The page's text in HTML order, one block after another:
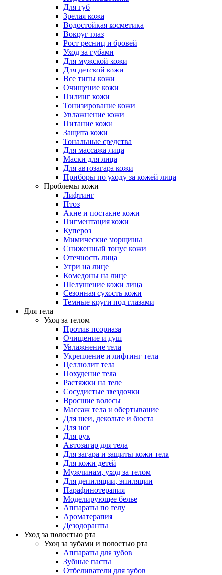
Для губ
Зрелая кожа
Водостойкая косметика
Вокруг глаз
Рост ресниц и бровей
Уход за губами
Для мужской кожи
Для детской кожи
Все типы кожи
Очищение кожи
Пилинг кожи
Тонизирование кожи
Увлажнение кожи
Питание кожи
Защита кожи
Тональные средства
Для массажа лица
Маски для лица
Для автозагара кожи
Приборы по уходу за кожей лица
Проблемы кожи
Лифтинг
Птоз
Акне и постакне кожи
Пигментация кожи
Купероз
Мимические морщины
Сниженный тонус кожи
Отечность лица
Угри на лице
Комедоны на лице
Шелушение кожи лица
Сезонная сухость кожи
Темные круги под глазами
Для тела
Уход за телом
Против псориаза
Очищение и душ
Увлажнение тела
Укрепление и лифтинг тела
Целлюлит тела
Похудение тела
Растяжки на теле
Сосудистые звездочки
Вросшие волосы
Массаж тела и обертывание
Для шеи, декольте и бюста
Для ног
Для рук
Автозагар для тела
Для загара и защиты кожи тела
Для кожи детей
Мужчинам, уход за телом
Для депиляции, эпиляции
Парафинотерапия
Моделирующее белье
Аппараты по телу
Ароматерапия
Дезодоранты
Уход за полостью рта
Уход за зубами и полостью рта
Аппараты для зубов
Зубные пасты
Отбеливатели для зубов